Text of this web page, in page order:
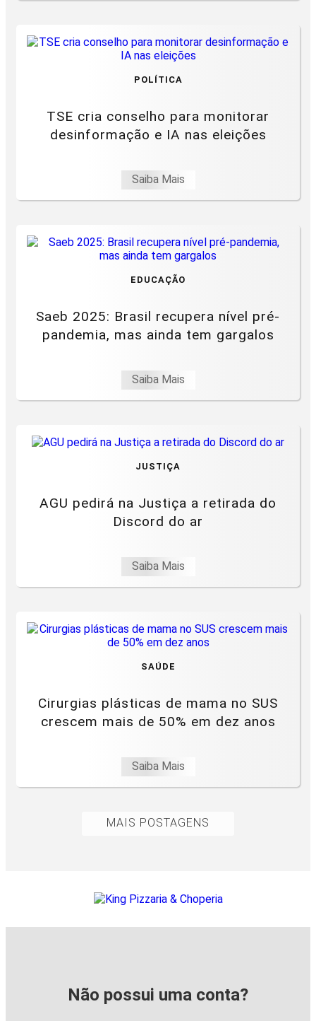
POLÍTICA
TSE cria conselho para monitorar
desinformação e IA nas eleições
Saiba Mais
EDUCAÇÃO
Saeb 2025: Brasil recupera nível pré-
pandemia, mas ainda tem gargalos
Saiba Mais
JUSTIÇA
AGU pedirá na Justiça a retirada do
Discord do ar
Saiba Mais
SAÚDE
Cirurgias plásticas de mama no SUS
crescem mais de 50% em dez anos
Saiba Mais
MAIS POSTAGENS
Não possui uma conta?